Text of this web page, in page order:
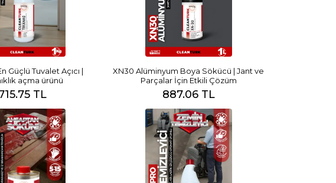
Güçlü Tuvalet Açıcı |
açma ürünü
TL
XN30 Alüminyum Boya Sökücü | Jant ve
Parçalar İçin Etkili Çözüm
887.06 TL